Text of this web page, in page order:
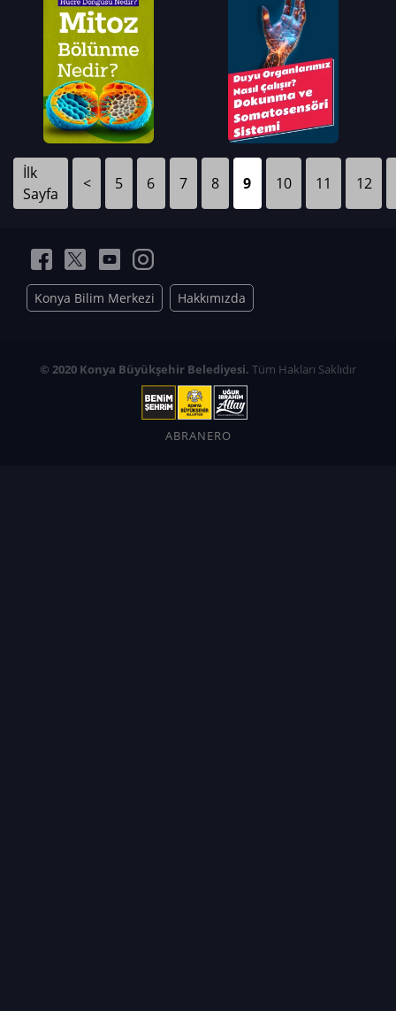
İlk
Sayfa
< 5 6 7 8 9 10 11 12
Konya Bilim Merkezi Hakkımızda
© 2020 Konya Büyükşehir Belediyesi. Tüm Hakları Saklıdır
ABRANERO